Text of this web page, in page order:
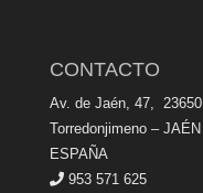
CONTACTO
Av. de Jaén, 47, 23650
Torredonjimeno – JAÉN
ESPAÑA
953 571 625